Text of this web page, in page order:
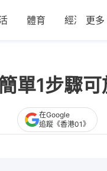
體育 經濟 更多
單1步驟可
在Google
追蹤《香港01》